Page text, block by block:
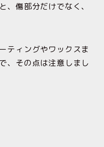
、傷部分だけでなく、
ティングやワックスま
、その点は注意しまし